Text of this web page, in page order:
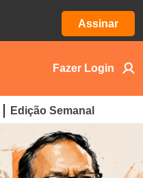
Assinar
Fazer Login
Edição Semanal